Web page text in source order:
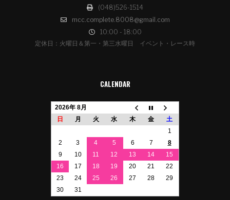
(048)526-1514
mcc.complete.8008@gmail.com
10:00 - 18:00
定休日：火曜日＆第一・第三水曜日 イベント・レース時
CALENDAR
2026年 8月
日
月 火 水 木 金
土
1
2
3 4 5 6 7
8
9
10 11 12 13 14
15
16
17 18 19 20 21
22
23
24 25 26 27 28
29
30
31